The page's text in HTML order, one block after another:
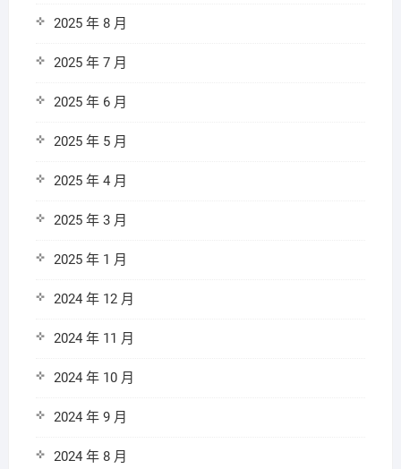
2025 年 8 月
2025 年 7 月
2025 年 6 月
2025 年 5 月
2025 年 4 月
2025 年 3 月
2025 年 1 月
2024 年 12 月
2024 年 11 月
2024 年 10 月
2024 年 9 月
2024 年 8 月